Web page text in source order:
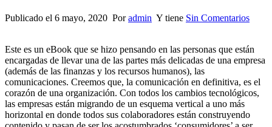
Publicado el 6 mayo, 2020 Poradmin Y tiene Sin Comentarios
Este es un eBook que se hizo pensando en las personas que están
encargadas de llevar una de las partes más delicadas de una empresa
(además de las finanzas y los recursos humanos), las
comunicaciones. Creemos que, la comunicación en definitiva, es el
corazón de una organización. Con todos los cambios tecnológicos,
las empresas están migrando de un esquema vertical a uno más
horizontal en donde todos sus colaboradores están construyendo